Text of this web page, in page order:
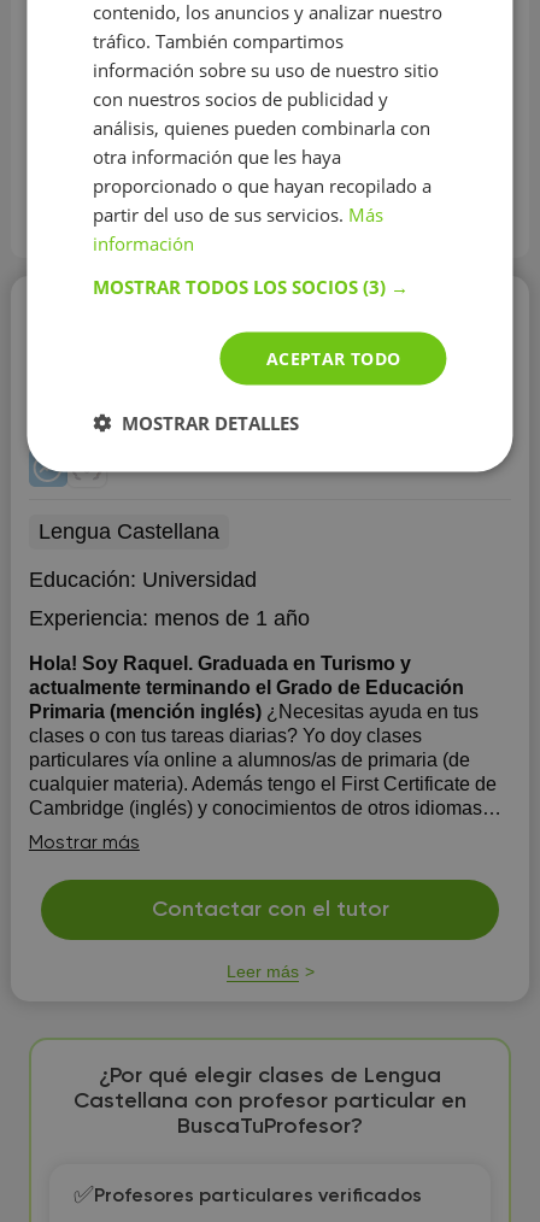
✅ Valoración media de los
profesores:
✅ Clases en línea:
✅ La experiencia promedio de los
profesores:
menos de 1 año
✅ Horario de los profesores: Lun-Dom, 8:00 - 21:00
Precio actualizado en Agosto 2026
10 €/h
Lengua Castellana
Educación: Universidad
Experiencia: menos de 1 año
Hola! Soy Raquel. Graduada en Turismo y
actualmente terminando el Grado de Educación
Primaria (mención inglés) ¿Necesitas ayuda en tus
clases o con tus tareas diarias? Yo doy clases
particulares vía online a alumnos/as de primaria (de
cualquier materia). Además tengo el First Certificate de
Cambridge (inglés) y conocimientos de otros idiomas
(francés). - Adapto horarios (clases vía online) -
Refuerzo escola...
Mostrar más
Contactar con el tutor
Leer más
¿Por qué elegir clases de Lengua
Castellana con profesor particular en
BuscaTuProfesor?
✅Profesores particulares verificados
contenido, los anuncios y analizar nuestro
tráfico. También compartimos
información sobre su uso de nuestro sitio
con nuestros socios de publicidad y
análisis, quienes pueden combinarla con
otra información que les haya
proporcionado o que hayan recopilado a
partir del uso de sus servicios. Más
información
MOSTRAR TODOS LOS SOCIOS(3) →
ACEPTAR TODO
MOSTRAR DETALLES